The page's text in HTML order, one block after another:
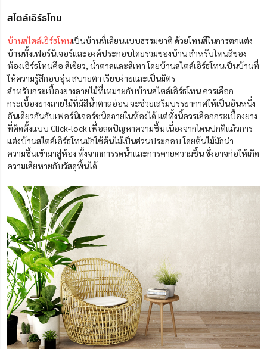
สไตล์เอิร์ธโทน
บ้านสไตล์เอิร์ธโทนเป็นบ้านที่เลียนแบบธรรมชาติ ด้วยโทนสีในการตกแต่ง
บ้านทั้งเฟอร์นิเจอร์และองค์ประกอบโดยรวมของบ้าน สำหรับโทนสีของ
ห้องเอิร์ธโทนคือ สีเขียว, น้ำตาลและสีเทา โดยบ้านสไตล์เอิร์ธโทนเป็นบ้านที่
ให้ความรู้สึกอบอุ่น สบายตา เรียบง่ายและเป็นมิตร
สำหรับกระเบื้องยางลายไม้ที่เหมาะกับบ้านสไตล์เอิร์ธโทน ควรเลือก
กระเบื้องยางลายไม้ที่มีสีน้ำตาลอ่อน จะช่วยเสริมบรรยากาศให้เป็นอันหนึ่ง
อันเดียวกันกับเฟอร์นิเจอร์ชนิดภายในห้องได้ แต่ทั้งนี้ควรเลือกกระเบื้องยาง
ที่ติดตั้งแบบ Click-lock เพื่อลดปัญหาความชื้น เนื่องจากโดนปกติแล้วการ
แต่งบ้านสไตล์เอิร์ธโทนมักใช้ต้นไม้เป็นส่วนประกอบ โดยต้นไม้มักนำ
ความชื้นเข้ามาสู่ห้อง ทั้งจากการรดน้ำและการคายความชื้น ซึ่งอาจก่อให้เกิด
ความเสียหายกับวัสดุพื้นได้